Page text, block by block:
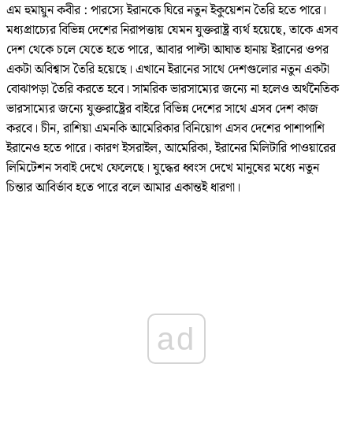
এম হুমায়ুন কবীর : পারস্যে ইরানকে ঘিরে নতুন ইকুয়েশন তৈরি হতে পারে।
মধ্যপ্রাচ্যের বিভিন্ন দেশের নিরাপত্তায় যেমন যুক্তরাষ্ট্র ব্যর্থ হয়েছে, তাকে এসব
দেশ থেকে চলে যেতে হতে পারে, আবার পাল্টা আঘাত হানায় ইরানের ওপর
একটা অবিশ্বাস তৈরি হয়েছে। এখানে ইরানের সাথে দেশগুলোর নতুন একটা
বোঝাপড়া তৈরি করতে হবে। সামরিক ভারসাম্যের জন্যে না হলেও অর্থনৈতিক
ভারসাম্যের জন্যে যুক্তরাষ্ট্রের বাইরে বিভিন্ন দেশের সাথে এসব দেশ কাজ
করবে। চীন, রাশিয়া এমনকি আমেরিকার বিনিয়োগ এসব দেশের পাশাপাশি
ইরানেও হতে পারে। কারণ ইসরাইল, আমেরিকা, ইরানের মিলিটারি পাওয়ারের
লিমিটেশন সবাই দেখে ফেলেছে। যুদ্ধের ধ্বংস দেখে মানুষের মধ্যে নতুন
চিন্তার আবির্ভাব হতে পারে বলে আমার একান্তই ধারণা।
ad